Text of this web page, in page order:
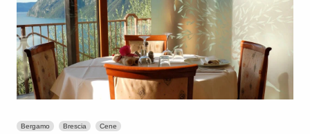
Bergamo Brescia Cene